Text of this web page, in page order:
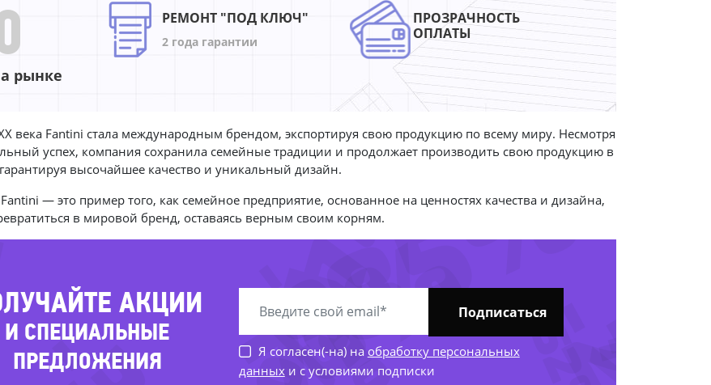
рынке
РЕМОНТ "ПОД КЛЮЧ"
2 года гарантии
ПРОЗРАЧНОСТЬ
ОПЛАТЫ
века Fantini стала международным брендом, экспортируя свою продукцию по всему миру. Несмотря
успех, компания сохранила семейные традиции и продолжает производить свою продукцию в
высочайшее качество и уникальный дизайн.
— это пример того, как семейное предприятие, основанное на ценностях качества и дизайна,
в мировой бренд, оставаясь верным своим корням.
АКЦИИ
И СПЕЦИАЛЬНЫЕ
ПРЕДЛОЖЕНИЯ
Я согласен(-на) на обработку персональных
данных и с условиями подписки
Подписаться -
-71%
-74% -
-85%